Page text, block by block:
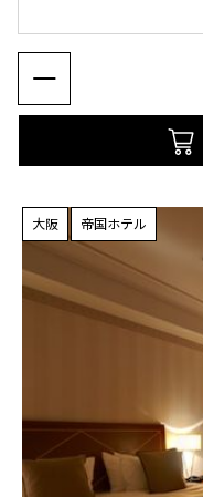
大阪 帝国ホテル